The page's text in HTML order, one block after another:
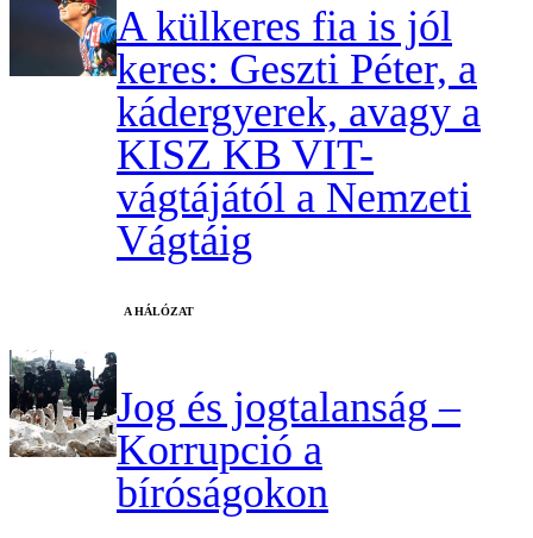
A külkeres fia is jól
keres: Geszti Péter, a
kádergyerek, avagy a
KISZ KB VIT-
vágtájától a Nemzeti
Vágtáig
A HÁLÓZAT
Jog és jogtalanság –
Korrupció a
bíróságokon